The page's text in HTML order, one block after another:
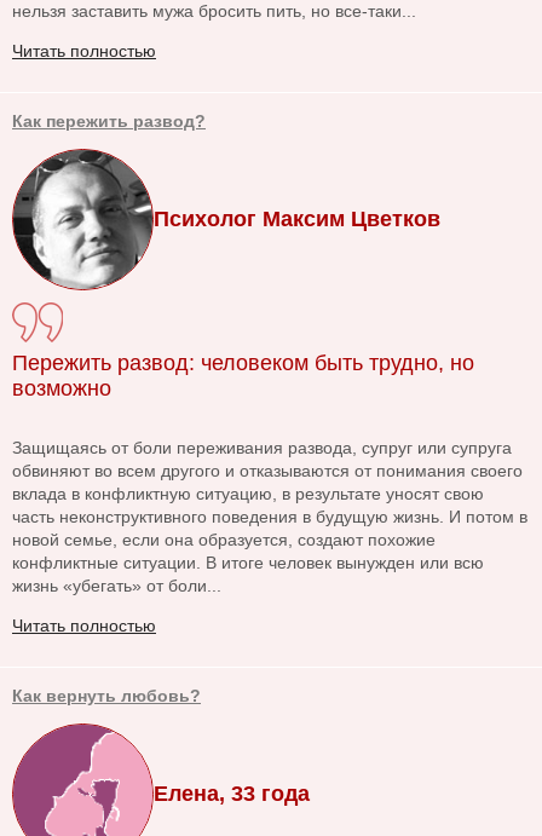
нельзя заставить мужа бросить пить, но все-таки...
Читать полностью
Как пережить развод?
Психолог Максим Цветков
Пережить развод: человеком быть трудно, но
возможно
Защищаясь от боли переживания развода, супруг или супруга
обвиняют во всем другого и отказываются от понимания своего
вклада в конфликтную ситуацию, в результате уносят свою
часть неконструктивного поведения в будущую жизнь. И потом в
новой семье, если она образуется, создают похожие
конфликтные ситуации. В итоге человек вынужден или всю
жизнь «убегать» от боли...
Читать полностью
Как вернуть любовь?
Елена, 33 года